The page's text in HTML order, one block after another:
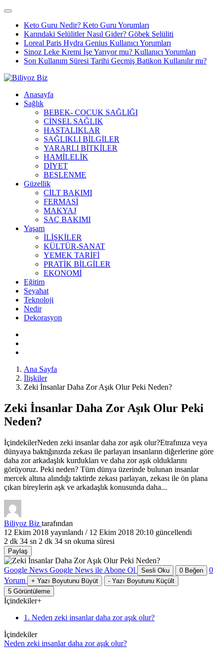
Keto Guru Nedir? Keto Guru Yorumları
Karındaki Selülitler Nasıl Gider? Göbek Selüliti
Loreal Paris Hydra Genius Kullanıcı Yorumları
Sinoz Leke Kremi İşe Yarıyor mu? Kullanıcı Yorumları
Son Kullanım Süresi Tarihi Geçmiş Batikon Kullanılır mı?
Anasayfa
Sağlık
BEBEK- ÇOCUK SAĞLIĞI
CİNSEL SAĞLIK
HASTALIKLAR
SAĞLIKLI BİLGİLER
YARARLI BİTKİLER
HAMİLELİK
DİYET
BESLENME
Güzellik
CİLT BAKIMI
FERMASİ
MAKYAJ
SAÇ BAKIMI
Yaşam
İLİŞKİLER
KÜLTÜR-SANAT
YEMEK TARİFİ
PRATİK BİLGİLER
EKONOMİ
Eğitim
Seyahat
Teknoloji
Nedir
Dekorasyon
Ana Sayfa
İlişkiler
Zeki İnsanlar Daha Zor Aşık Olur Peki Neden?
Zeki İnsanlar Daha Zor Aşık Olur Peki
Neden?
İçindekilerNeden zeki insanlar daha zor aşık olur?Etrafınıza veya
dünyaya baktığınızda zekası ile parlayan insanların diğerlerine göre
daha zor arkadaşlık kurdukları ve daha zor aşık olduklarını
görüyoruz. Peki neden? Tüm dünya üzerinde bulunan insanlar
mercek altına alındığı taktirde zekası parlayan, zekası ile ön plana
çıkan bireylerin aşk ve arkadaşlık konusunda daha...
Biliyoz Biz tarafından
12 Ekim 2018 yayınlandı / 12 Ekim 2018 20:10 güncellendi
2 dk 34 sn 2 dk 34 sn okuma süresi
Paylaş
Google News Google News ile Abone Ol Sesli Oku 0 Beğen
0
Yorum
+ Yazı Boyutunu Büyüt - Yazı Boyutunu Küçült
5 Görüntüleme
İçindekiler+
1. Neden zeki insanlar daha zor aşık olur?
İçindekiler
Neden zeki insanlar daha zor aşık olur?